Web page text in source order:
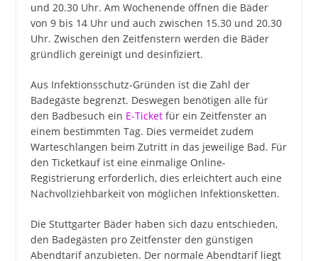
und 20.30 Uhr. Am Wochenende öffnen die Bäder
von 9 bis 14 Uhr und auch zwischen 15.30 und 20.30
Uhr. Zwischen den Zeitfenstern werden die Bäder
gründlich gereinigt und desinfiziert.
Aus Infektionsschutz-Gründen ist die Zahl der
Badegäste begrenzt. Deswegen benötigen alle für
den Badbesuch ein E-Ticketfür ein Zeitfenster an
einem bestimmten Tag. Dies vermeidet zudem
Warteschlangen beim Zutritt in das jeweilige Bad. Für
den Ticketkauf ist eine einmalige Online-
Registrierung erforderlich, dies erleichtert auch eine
Nachvollziehbarkeit von möglichen Infektionsketten.
Die Stuttgarter Bäder haben sich dazu entschieden,
den Badegästen pro Zeitfenster den günstigen
Abendtarif anzubieten. Der normale Abendtarif liegt